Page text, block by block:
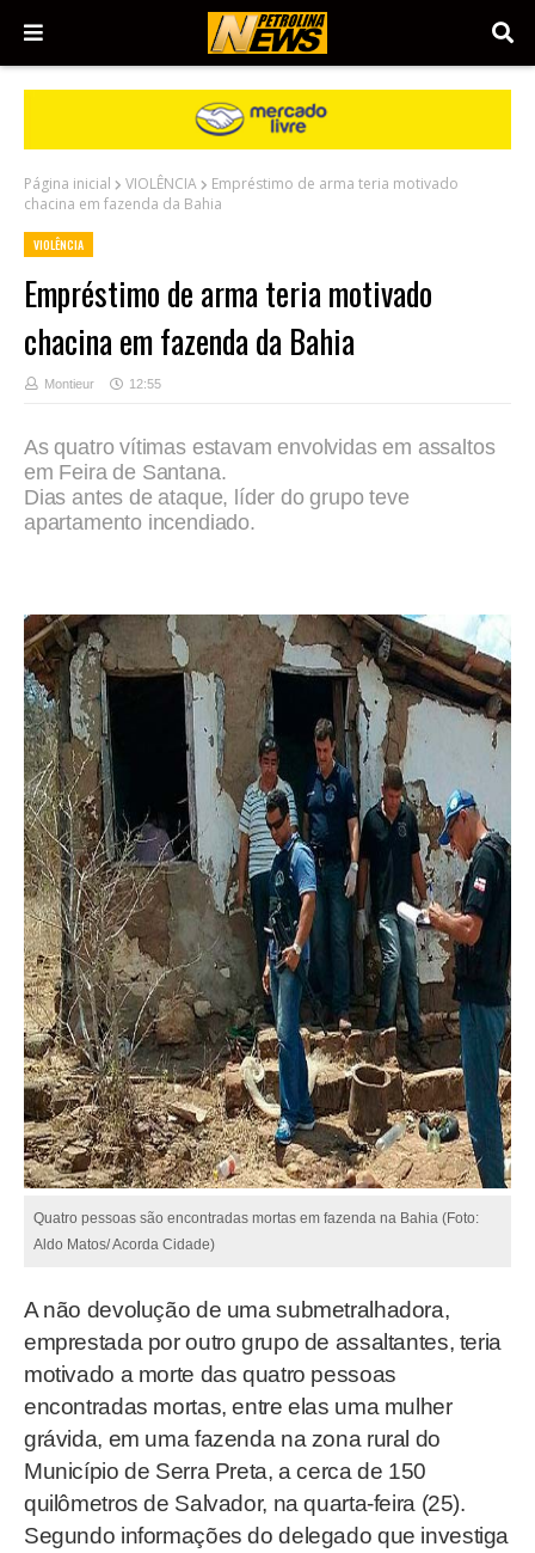
Página inicial VIOLÊNCIA
Empréstimo de arma teria motivado
chacina em fazenda da Bahia
VIOLÊNCIA
Empréstimo de arma teria motivado
chacina em fazenda da Bahia
Montieur 12:55
As quatro vítimas estavam envolvidas em assaltos
em Feira de Santana.
Dias antes de ataque, líder do grupo teve
apartamento incendiado.
Quatro pessoas são encontradas mortas em fazenda na Bahia (Foto:
Aldo Matos/ Acorda Cidade)
A não devolução de uma submetralhadora,
emprestada por outro grupo de assaltantes, teria
motivado a morte das quatro pessoas
encontradas mortas, entre elas uma mulher
grávida, em uma fazenda na zona rural do
Município de Serra Preta, a cerca de 150
quilômetros de Salvador, na quarta-feira (25).
Segundo informações do delegado que investiga